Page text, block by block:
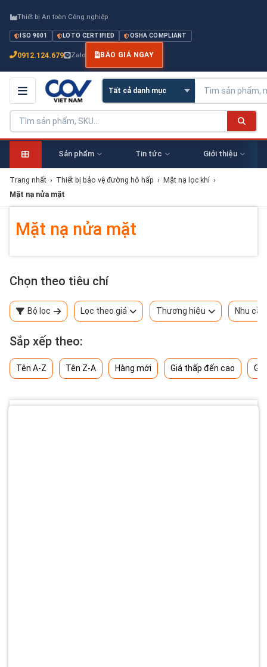
Thiết bị An toàn Công nghiệp
ISO 9001 LOTO CERTIFIED OSHA COMPLIANT
0912.124.679 Zalo BÁO GIÁ NGAY
Sản phẩm Tin tức Giới thiệu
Trang nhất › Thiết bị bảo vệ đường hô hấp › Mặt nạ lọc khí ›
Mặt nạ nửa mặt
Mặt nạ nửa mặt
Chọn theo tiêu chí
Bộ lọc Lọc theo giá Thương hiệu Nhu
Sắp xếp theo:
Tên A-Z Tên Z-A Hàng mới Giá thấp đến cao